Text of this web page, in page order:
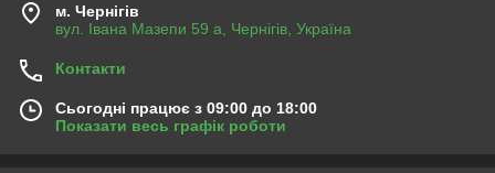
м. Чернігів
вул. Івана Мазепи 59 а, Чернігів, Україна
Контакти
Сьогодні працює з 09:00 до 18:00
Показати весь графік роботи